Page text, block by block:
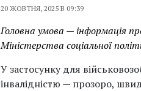
20 ЖОВТНЯ, 2025 В 09:39
Головна умова — інформація
Міністерства соціальної
У застосунку для
інвалідністю — прозоро,